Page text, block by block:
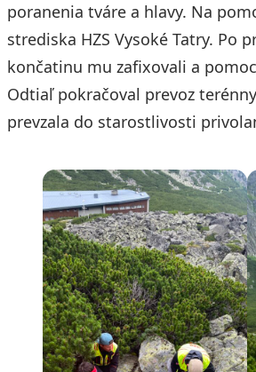
poranenia tváre a hlavy. Na
strediska HZS Vysoké Tatry.
končatinu mu zafixovali a
Odtiaľ pokračoval prevoz
prevzala do starostlivosti